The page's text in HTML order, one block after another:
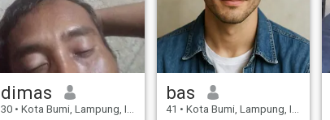
dimas
30 • Kota Bumi, Lampung, Indonesia
bas
41 • Kota Bumi, Lampung, Indonesia